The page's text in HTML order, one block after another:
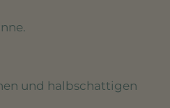
und halbschattigen